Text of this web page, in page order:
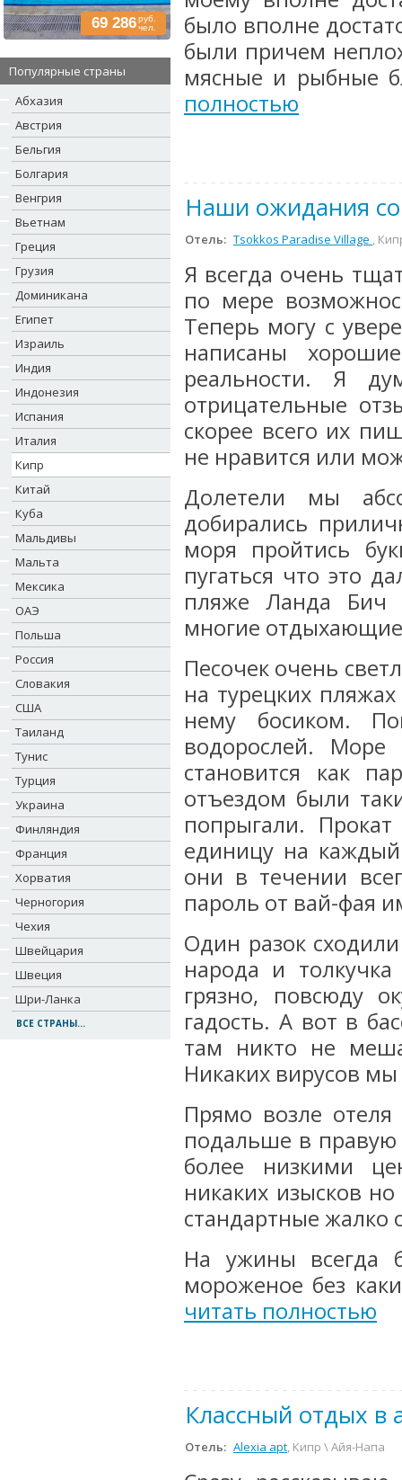
69 286руб.
чел.
Популярные страны
Абхазия
Австрия
Бельгия
Болгария
Венгрия
Вьетнам
Греция
Грузия
Доминикана
Египет
Израиль
Индия
Индонезия
Испания
Италия
Кипр
Китай
Куба
Мальдивы
Мальта
Мексика
ОАЭ
Польша
Россия
Словакия
США
Таиланд
Тунис
Турция
Украина
Финляндия
Франция
Хорватия
Черногория
Чехия
Швейцария
Швеция
Шри-Ланка
ВСЕ СТРАНЫ...
было вполне
были причем
мясные и рыбные
полностью
Наши ожидания
Отель: Tsokkos Paradise Village ,
Я всегда очень
по мере
Теперь могу с
написаны
реальности. Я
отрицательные
скорее всего их
не нравится или
Долетели мы
добирались
моря пройтись
пугаться что это
пляже Ланда Бич
многие
Песочек очень
на турецких
нему босиком.
водорослей.
становится как
отъездом были
попрыгали.
единицу на
они в течении
пароль от вай-фая
Один разок
народа и
грязно, повсюду
гадость. А вот в
там никто не
Никаких вирусов
Прямо возле
подальше в правую
более низкими
никаких изысков
стандартные жалко
На ужины всегда
мороженое без
читать полностью
Классный отдых в
Отель: Alexia apt, Кипр \ Айя-Напа